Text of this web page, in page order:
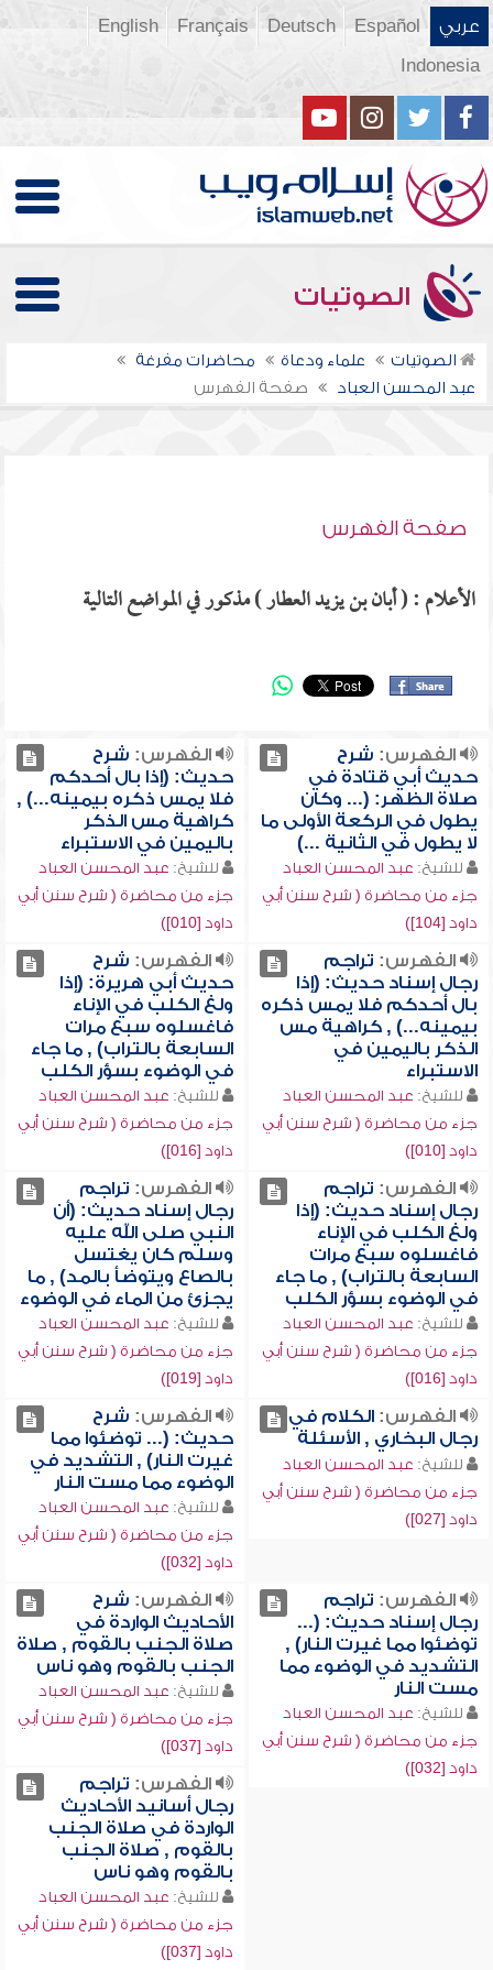
عربي Español
Deutsch
Français
English
Indonesia
الصوتيات
الصوتيات علماء ودعاة
محاضرات مفرغة
عبد المحسن العباد
صفحة الفهرس
صفحة الفهرس
الأعلام : ( أبان بن يزيد العطار ) مذكور في المواضع التالية
الفهرس: شرح
حديث أبي قتادة في
صلاة الظهر: (... وكان
يطول في الركعة الأولى ما
لا يطول في الثانية ...)
للشيخ: عبد المحسن العباد
جزء من محاضرة ( شرح سنن أبي
داود [104])
الفهرس: شرح
حديث: (إذا بال أحدكم
فلا يمس ذكره بيمينه...) ,
كراهية مس الذكر
باليمين في الاستبراء
للشيخ: عبد المحسن العباد
جزء من محاضرة ( شرح سنن أبي
داود [010])
الفهرس: تراجم
رجال إسناد حديث: (إذا
بال أحدكم فلا يمس ذكره
بيمينه...) , كراهية مس
الذكر باليمين في
الاستبراء
للشيخ: عبد المحسن العباد
جزء من محاضرة ( شرح سنن أبي
داود [010])
الفهرس: شرح
حديث أبي هريرة: (إذا
ولغ الكلب في الإناء
فاغسلوه سبع مرات
السابعة بالتراب) , ما جاء
في الوضوء بسؤر الكلب
للشيخ: عبد المحسن العباد
جزء من محاضرة ( شرح سنن أبي
داود [016])
الفهرس: تراجم
رجال إسناد حديث: (إذا
ولغ الكلب في الإناء
فاغسلوه سبع مرات
السابعة بالتراب) , ما جاء
في الوضوء بسؤر الكلب
للشيخ: عبد المحسن العباد
جزء من محاضرة ( شرح سنن أبي
داود [016])
الفهرس: تراجم
رجال إسناد حديث: (أن
النبي صلى الله عليه
وسلم كان يغتسل
بالصاع ويتوضأ بالمد) , ما
يجزئ من الماء في الوضوء
للشيخ: عبد المحسن العباد
جزء من محاضرة ( شرح سنن أبي
داود [019])
الفهرس:الكلام في
رجال البخاري , الأسئلة
للشيخ: عبد المحسن العباد
جزء من محاضرة ( شرح سنن أبي
داود [027])
الفهرس: شرح
حديث: (... توضئوا مما
غيرت النار) , التشديد في
الوضوء مما مست النار
للشيخ: عبد المحسن العباد
جزء من محاضرة ( شرح سنن أبي
داود [032])
الفهرس: تراجم
رجال إسناد حديث: (...
توضئوا مما غيرت النار) ,
التشديد في الوضوء مما
مست النار
للشيخ: عبد المحسن العباد
جزء من محاضرة ( شرح سنن أبي
داود [032])
الفهرس: شرح
الأحاديث الواردة في
صلاة الجنب بالقوم , صلاة
الجنب بالقوم وهو ناس
للشيخ: عبد المحسن العباد
جزء من محاضرة ( شرح سنن أبي
داود [037])
الفهرس: تراجم
رجال أسانيد الأحاديث
الواردة في صلاة الجنب
بالقوم , صلاة الجنب
بالقوم وهو ناس
للشيخ: عبد المحسن العباد
جزء من محاضرة ( شرح سنن أبي
داود [037])